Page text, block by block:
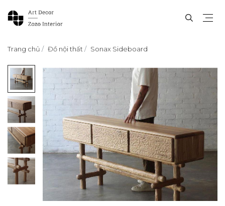
Trang chủ Đồ nội thất Sonax Sideboard